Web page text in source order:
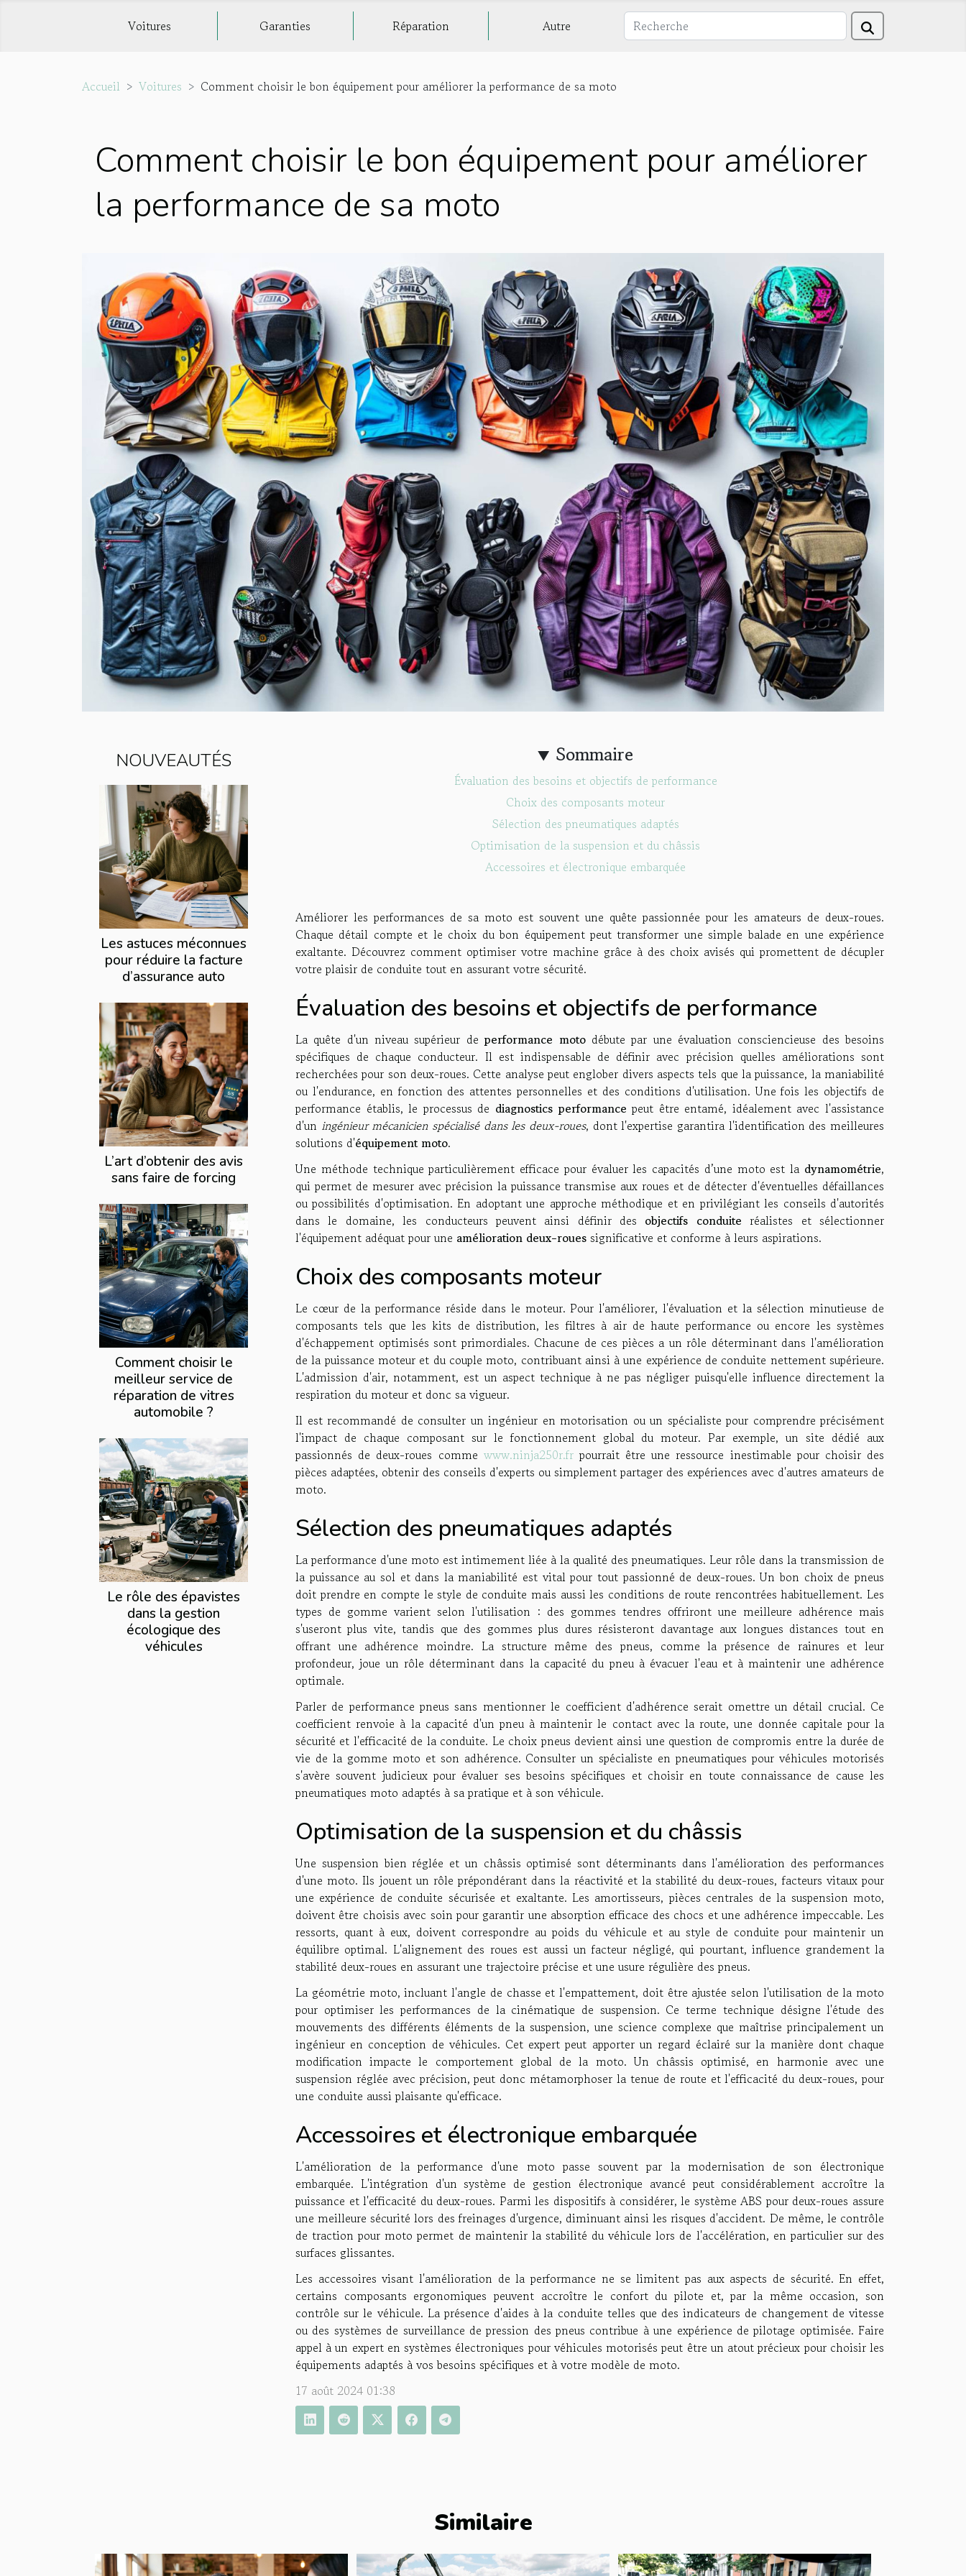
Voitures Garanties Réparation Autre
Accueil Voitures Comment choisir le bon équipement pour améliorer la performance de sa moto
Comment choisir le bon équipement pour améliorer
la performance de sa moto
NOUVEAUTÉS
Les astuces méconnues
pour réduire la facture
d’assurance auto
L’art d’obtenir des avis
sans faire de forcing
Comment choisir le
meilleur service de
réparation de vitres
automobile ?
Le rôle des épavistes
dans la gestion
écologique des
véhicules
Sommaire
Évaluation des besoins et objectifs de performance
Choix des composants moteur
Sélection des pneumatiques adaptés
Optimisation de la suspension et du châssis
Accessoires et électronique embarquée
Améliorer les performances de sa moto est souvent une quête passionnée pour les amateurs de deux-roues.
Chaque détail compte et le choix du bon équipement peut transformer une simple balade en une expérience
exaltante. Découvrez comment optimiser votre machine grâce à des choix avisés qui promettent de décupler
votre plaisir de conduite tout en assurant votre sécurité.
Évaluation des besoins et objectifs de performance
La quête d'un niveau supérieur deperformance motodébute par une évaluation consciencieuse des besoins
spécifiques de chaque conducteur. Il est indispensable de définir avec précision quelles améliorations sont
recherchées pour son deux-roues. Cette analyse peut englober divers aspects tels que la puissance, la maniabilité
ou l'endurance, en fonction des attentes personnelles et des conditions d'utilisation. Une fois les objectifs de
performance établis, le processus de diagnostics performance peut être entamé, idéalement avec l'assistance
d'un ingénieur mécanicien spécialisé dans les deux-roues, dont l'expertise garantira l'identification des meilleures
solutions d'équipement moto.
Une méthode technique particulièrement efficace pour évaluer les capacités d’une moto est la dynamométrie,
qui permet de mesurer avec précision la puissance transmise aux roues et de détecter d'éventuelles défaillances
ou possibilités d'optimisation. En adoptant une approche méthodique et en privilégiant les conseils d'autorités
dans le domaine, les conducteurs peuvent ainsi définir des objectifs conduite réalistes et sélectionner
l'équipement adéquat pour une amélioration deux-roues significative et conforme à leurs aspirations.
Choix des composants moteur
Le cœur de la performance réside dans le moteur. Pour l'améliorer, l'évaluation et la sélection minutieuse de
composants tels que les kits de distribution, les filtres à air de haute performance ou encore les systèmes
d'échappement optimisés sont primordiales. Chacune de ces pièces a un rôle déterminant dans l'amélioration
de la puissance moteur et du couple moto, contribuant ainsi à une expérience de conduite nettement supérieure.
L'admission d'air, notamment, est un aspect technique à ne pas négliger puisqu'elle influence directement la
respiration du moteur et donc sa vigueur.
Il est recommandé de consulter un ingénieur en motorisation ou un spécialiste pour comprendre précisément
l'impact de chaque composant sur le fonctionnement global du moteur. Par exemple, un site dédié aux
passionnés de deux-roues comme www.ninja250r.frpourrait être une ressource inestimable pour choisir des
pièces adaptées, obtenir des conseils d'experts ou simplement partager des expériences avec d'autres amateurs de
moto.
Sélection des pneumatiques adaptés
La performance d'une moto est intimement liée à la qualité des pneumatiques. Leur rôle dans la transmission de
la puissance au sol et dans la maniabilité est vital pour tout passionné de deux-roues. Un bon choix de pneus
doit prendre en compte le style de conduite mais aussi les conditions de route rencontrées habituellement. Les
types de gomme varient selon l'utilisation : des gommes tendres offriront une meilleure adhérence mais
s'useront plus vite, tandis que des gommes plus dures résisteront davantage aux longues distances tout en
offrant une adhérence moindre. La structure même des pneus, comme la présence de rainures et leur
profondeur, joue un rôle déterminant dans la capacité du pneu à évacuer l'eau et à maintenir une adhérence
optimale.
Parler de performance pneus sans mentionner le coefficient d'adhérence serait omettre un détail crucial. Ce
coefficient renvoie à la capacité d'un pneu à maintenir le contact avec la route, une donnée capitale pour la
sécurité et l'efficacité de la conduite. Le choix pneus devient ainsi une question de compromis entre la durée de
vie de la gomme moto et son adhérence. Consulter un spécialiste en pneumatiques pour véhicules motorisés
s'avère souvent judicieux pour évaluer ses besoins spécifiques et choisir en toute connaissance de cause les
pneumatiques moto adaptés à sa pratique et à son véhicule.
Optimisation de la suspension et du châssis
Une suspension bien réglée et un châssis optimisé sont déterminants dans l'amélioration des performances
d'une moto. Ils jouent un rôle prépondérant dans la réactivité et la stabilité du deux-roues, facteurs vitaux pour
une expérience de conduite sécurisée et exaltante. Les amortisseurs, pièces centrales de la suspension moto,
doivent être choisis avec soin pour garantir une absorption efficace des chocs et une adhérence impeccable. Les
ressorts, quant à eux, doivent correspondre au poids du véhicule et au style de conduite pour maintenir un
équilibre optimal. L'alignement des roues est aussi un facteur négligé, qui pourtant, influence grandement la
stabilité deux-roues en assurant une trajectoire précise et une usure régulière des pneus.
La géométrie moto, incluant l'angle de chasse et l'empattement, doit être ajustée selon l'utilisation de la moto
pour optimiser les performances de la cinématique de suspension. Ce terme technique désigne l'étude des
mouvements des différents éléments de la suspension, une science complexe que maîtrise principalement un
ingénieur en conception de véhicules. Cet expert peut apporter un regard éclairé sur la manière dont chaque
modification impacte le comportement global de la moto. Un châssis optimisé, en harmonie avec une
suspension réglée avec précision, peut donc métamorphoser la tenue de route et l'efficacité du deux-roues, pour
une conduite aussi plaisante qu'efficace.
Accessoires et électronique embarquée
L'amélioration de la performance d'une moto passe souvent par la modernisation de son électronique
embarquée. L'intégration d'un système de gestion électronique avancé peut considérablement accroître la
puissance et l'efficacité du deux-roues. Parmi les dispositifs à considérer, le système ABS pour deux-roues assure
une meilleure sécurité lors des freinages d'urgence, diminuant ainsi les risques d'accident. De même, le contrôle
de traction pour moto permet de maintenir la stabilité du véhicule lors de l'accélération, en particulier sur des
surfaces glissantes.
Les accessoires visant l'amélioration de la performance ne se limitent pas aux aspects de sécurité. En effet,
certains composants ergonomiques peuvent accroître le confort du pilote et, par la même occasion, son
contrôle sur le véhicule. La présence d'aides à la conduite telles que des indicateurs de changement de vitesse
ou des systèmes de surveillance de pression des pneus contribue à une expérience de pilotage optimisée. Faire
appel à un expert en systèmes électroniques pour véhicules motorisés peut être un atout précieux pour choisir les
équipements adaptés à vos besoins spécifiques et à votre modèle de moto.
17 août 2024 01:38
Similaire